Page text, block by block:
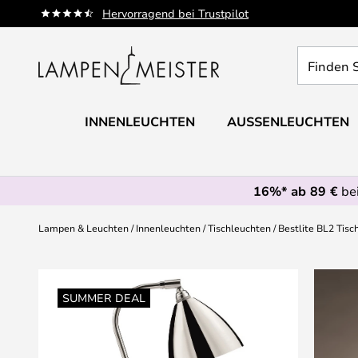
Hervorragend bei Trustpilot
Zum
Inhalt
Sie
Leuchte...
INNENLEUCHTEN AUSSENLEUCHTEN
16%* ab 89 €
Lampen & Leuchten Innenleuchten Tischleuchten Bestlite BL2
SUMMER DEAL
Ende